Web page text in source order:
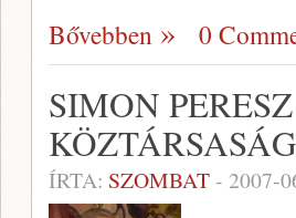
Bővebben 0
SIMON
ÍRTA: SZOMBAT- 2007-